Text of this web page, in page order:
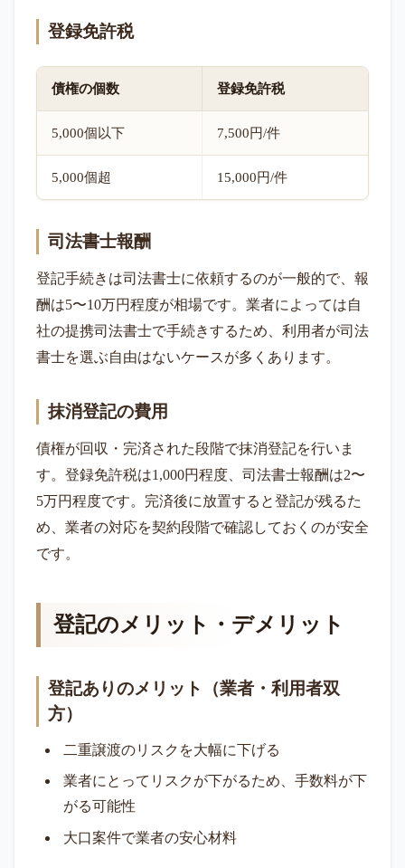
登録免許税
債権の個数 登録免許税
5,000個以下 7,500円/件
5,000個超 15,000円/件
司法書士報酬
登記手続きは司法書士に依頼するのが一般的で、報
酬は5〜10万円程度が相場です。業者によっては自
社の提携司法書士で手続きするため、利用者が司法
書士を選ぶ自由はないケースが多くあります。
抹消登記の費用
債権が回収・完済された段階で抹消登記を行いま
す。登録免許税は1,000円程度、司法書士報酬は2〜
5万円程度です。完済後に放置すると登記が残るた
め、業者の対応を契約段階で確認しておくのが安全
です。
登記のメリット・デメリット
登記ありのメリット（業者・利用者双
方）
二重譲渡のリスクを大幅に下げる
業者にとってリスクが下がるため、手数料が下
がる可能性
大口案件で業者の安心材料